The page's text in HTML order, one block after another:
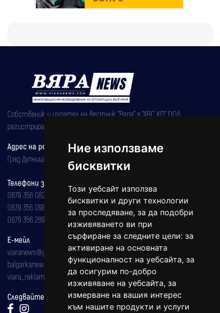
Ние използваме
бисквитки
Този уебсайт използва
бисквитки и други технологии
за проследяване, за да подобри
изживяването ви при
сърфиране за следните цели: за
активиране на основната
функционалност на уебсайта, за
да осигурим по-добро
изживяване на уебсайта, за
измерване на вашия интерес
към нашите продукти и услуги
Собственик и издател на вестник "Вяра" е "АВС КО" ООД,
регистрирана на 08.05.2002 година.
Адрес на редакцията
Град Дупница, ул.''Христо Ботев" 43
Телефони за реклама и абонаменти
0879 356 082
0879 356 098
0879 356 289
Е-мейл
viaranews@gmail.com
balgarkanews@gmail.com
viara_reklama@mail.bg
Следвайте ни: